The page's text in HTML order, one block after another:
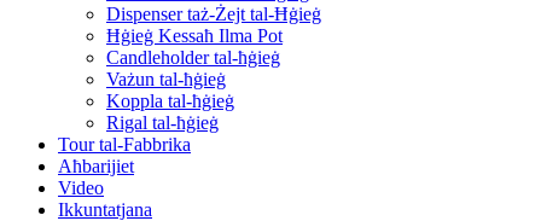
Dispenser taż-Żejt tal-Ħġieġ
Ħġieġ Kessaħ Ilma Pot
Candleholder tal-ħġieġ
Vażun tal-ħġieġ
Koppla tal-ħġieġ
Rigal tal-ħġieġ
Tour tal-Fabbrika
Aħbarijiet
Video
Ikkuntatjana